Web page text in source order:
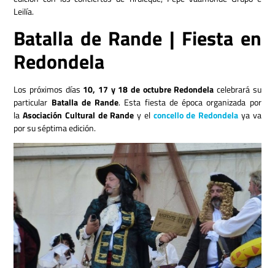
Leilía.
Batalla de Rande | Fiesta en
Redondela
Los próximos días 10, 17 y 18 de octubre Redondela celebrará su
particular Batalla de Rande. Esta fiesta de época organizada por
laAsociación Cultural de Rande y el concello de Redondela ya va
por su séptima edición.